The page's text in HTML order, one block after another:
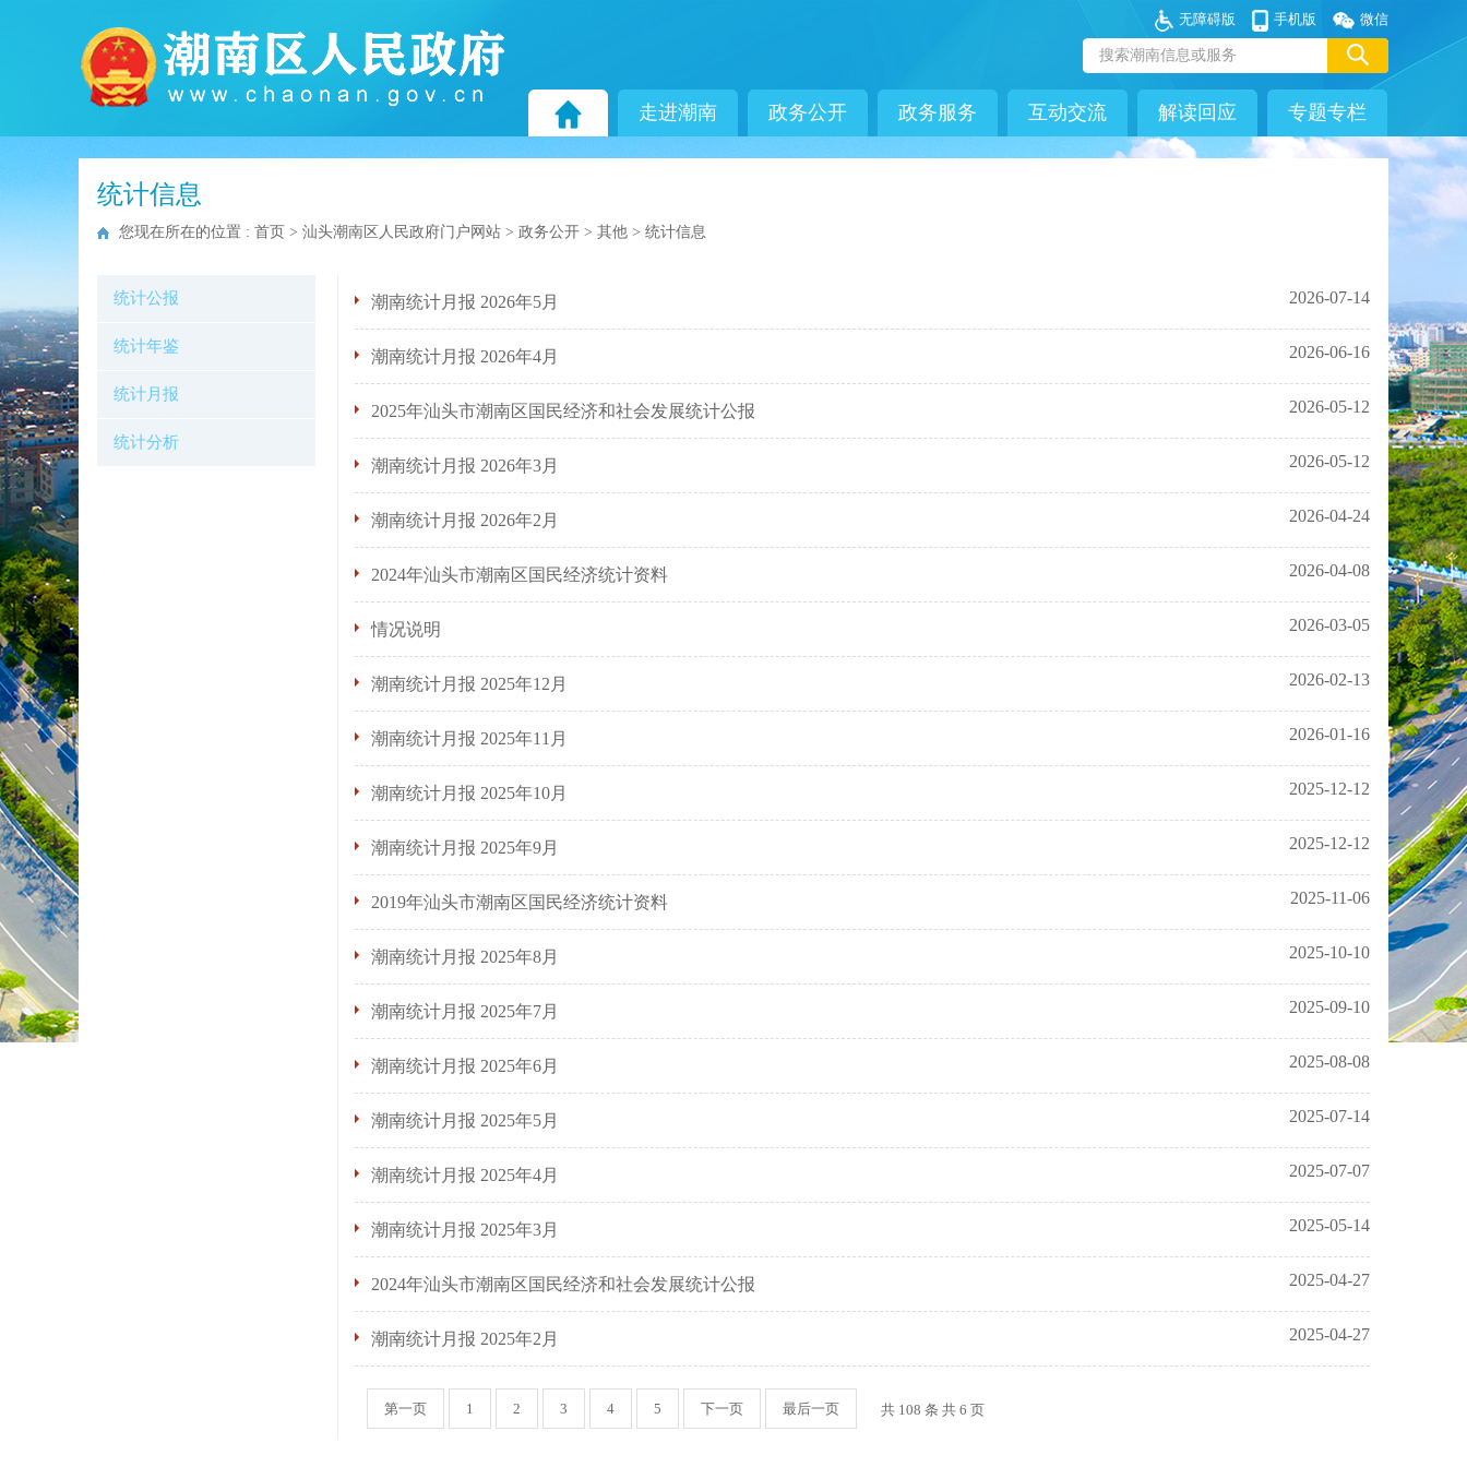
微信
手机版
无障碍版
走进潮南 政务公开 政务服务 互动交流 解读回应 专题专栏
统计信息
您现在所在的位置 : 首页 > 汕头潮南区人民政府门户网站 > 政务公开 > 其他 > 统计信息
统计公报
统计年鉴
统计月报
统计分析
潮南统计月报 2026年5月 2026-07-14
潮南统计月报 2026年4月 2026-06-16
2025年汕头市潮南区国民经济和社会发展统计公报 2026-05-12
潮南统计月报 2026年3月 2026-05-12
潮南统计月报 2026年2月 2026-04-24
2024年汕头市潮南区国民经济统计资料 2026-04-08
情况说明 2026-03-05
潮南统计月报 2025年12月 2026-02-13
潮南统计月报 2025年11月 2026-01-16
潮南统计月报 2025年10月 2025-12-12
潮南统计月报 2025年9月 2025-12-12
2019年汕头市潮南区国民经济统计资料 2025-11-06
潮南统计月报 2025年8月 2025-10-10
潮南统计月报 2025年7月 2025-09-10
潮南统计月报 2025年6月 2025-08-08
潮南统计月报 2025年5月 2025-07-14
潮南统计月报 2025年4月 2025-07-07
潮南统计月报 2025年3月 2025-05-14
2024年汕头市潮南区国民经济和社会发展统计公报 2025-04-27
潮南统计月报 2025年2月 2025-04-27
第一页 1 2 3 4 5 下一页 最后一页 共 108 条 共6 页